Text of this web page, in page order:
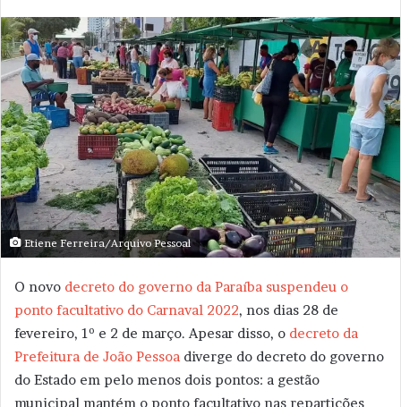
Etiene Ferreira/Arquivo Pessoal
O novo decreto do governo da Paraíba suspendeu o
ponto facultativo do Carnaval 2022, nos dias 28 de
fevereiro, 1º e 2 de março. Apesar disso, o decreto da
Prefeitura de João Pessoa diverge do decreto do governo
do Estado em pelo menos dois pontos: a gestão
municipal mantém o ponto facultativo nas repartições